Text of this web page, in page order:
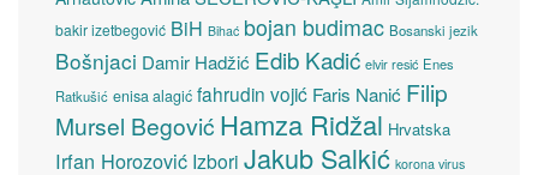
bakir izetbegović BiH Bihać bojan budimac Bosanski jezik
Bošnjaci Damir Hadžić Edib Kadić elvir resić Enes
Ratkušić enisa alagić fahrudin vojić Faris Nanić Filip
Mursel Begović Hamza Ridžal Hrvatska
Irfan Horozović Izbori Jakub Salkić korona virus